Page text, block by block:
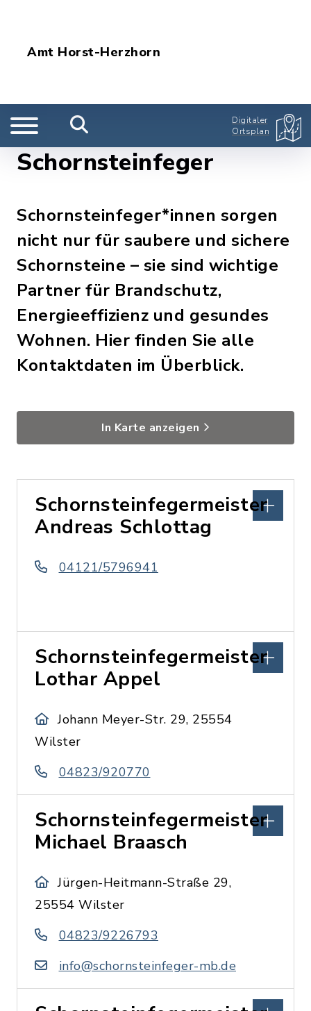
Amt Horst-Herzhorn
Digitaler
Ortsplan
Schornsteinfeger
Schornsteinfeger*innen sorgen
nicht nur für saubere und sichere
Schornsteine – sie sind wichtige
Partner für Brandschutz,
Energieeffizienz und gesundes
Wohnen. Hier finden Sie alle
Kontaktdaten im Überblick.
In Karte anzeigen
Schornsteinfegermeister
Andreas Schlottag
04121/5796941
Schornsteinfegermeister
Lothar Appel
Johann Meyer-Str. 29, 25554
Wilster
04823/920770
Schornsteinfegermeister
Michael Braasch
Jürgen-Heitmann-Straße 29,
25554 Wilster
04823/9226793
info@schornsteinfeger-mb.de